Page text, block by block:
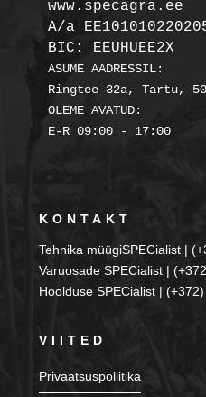
A/a
BIC: EEUHUEE2X
ASUME AADRESSIL:
Ringtee 32a, Tartu,
OLEME AVATUD:
E-R 09:00 - 17:00
KONTAKT
Tehnika müügiSPECialist |
Varuosade SPECialist |
Hoolduse SPECialist |
VIITED
Privaatsuspoliitika